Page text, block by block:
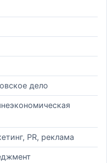
дело
PR, реклама